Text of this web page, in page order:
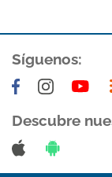
Síguenos:
Descubre